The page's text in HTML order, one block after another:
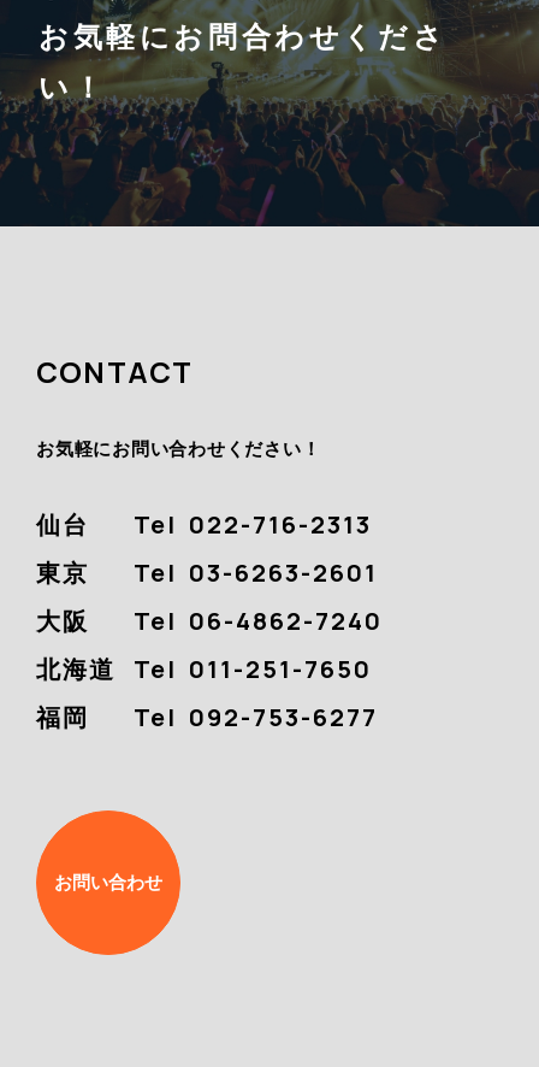
お気軽にお問合わせくださ
い！
CONTACT
お気軽にお問い合わせください！
仙台 Tel 022-716-2313
東京
Tel 03-6263-2601
大阪
Tel 06-4862-7240
北海道
Tel 011-251-7650
福岡
Tel 092-753-6277
お問い合わせ